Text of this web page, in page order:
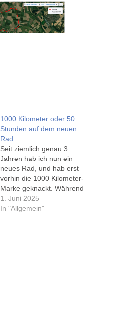
1000 Kilometer oder 50
Stunden auf dem neuen
Rad.
Seit ziemlich genau 3
Jahren hab ich nun ein
neues Rad, und hab erst
vorhin die 1000 Kilometer-
Marke geknackt. Während
es 2022 noch knapp 700
Kilometer (auf dem neuen
1. Juni 2025
In "Allgemein"